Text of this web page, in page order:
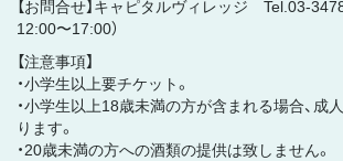
【お問合せ】キャピタルヴィレッジ Tel.03-
12:00〜17:00）
【注意事項】
・小学生以上要チケット。
・小学生以上18歳未満の方が含まれる場合、成
ります。
・20歳未満の方への酒類の提供は致しません。